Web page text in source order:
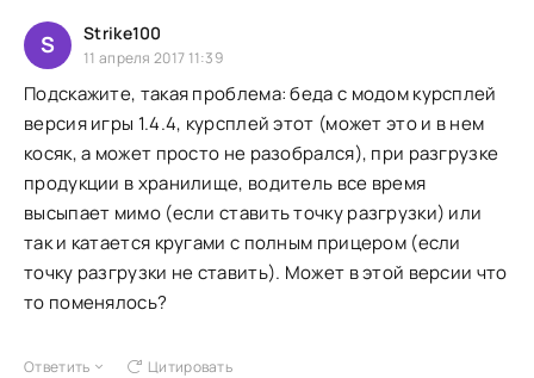
S Strike100
11 апреля 2017 11:39
Подскажите, такая проблема: беда с модом курсплей
версия игры 1.4.4, курсплей этот (может это и в нем
косяк, а может просто не разобрался), при разгрузке
продукции в хранилище, водитель все время
высыпает мимо (если ставить точку разгрузки) или
так и катается кругами с полным прицером (если
точку разгрузки не ставить). Может в этой версии что
то поменялось?
Ответить Цитировать